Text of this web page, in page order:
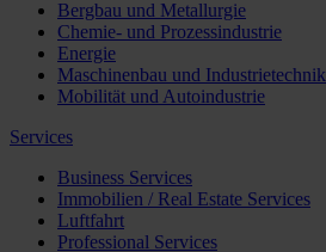
Bergbau und Metallurgie
Chemie- und Prozessindustrie
Energie
Maschinenbau und Industrietechnik
Mobilität und Autoindustrie
Services
Business Services
Immobilien / Real Estate Services
Luftfahrt
Professional Services